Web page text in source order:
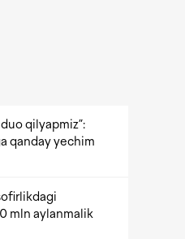
qilyapmiz”:
qanday yechim
mln aylanmalik